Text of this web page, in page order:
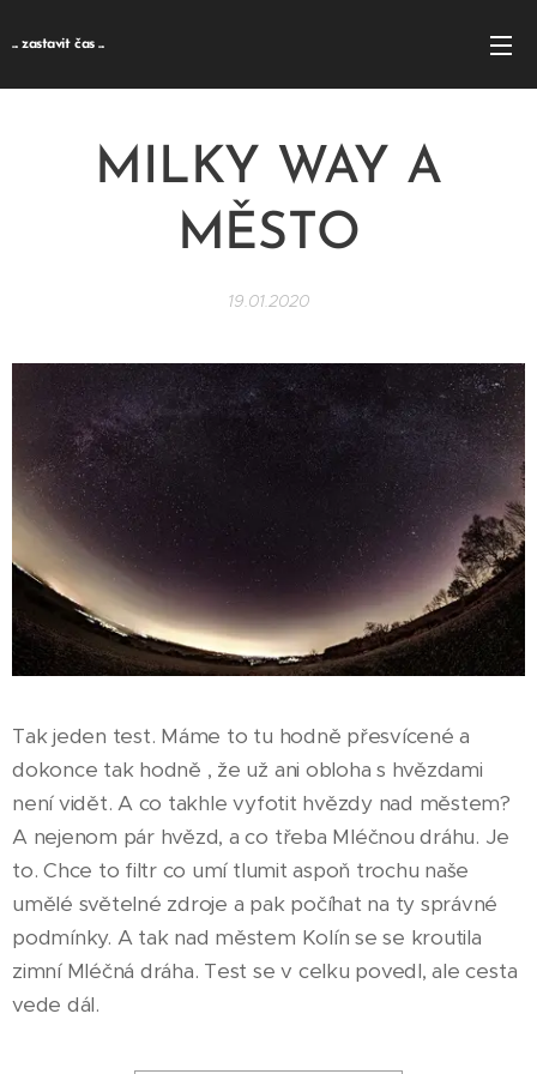
... zastavit čas ...
MILKY WAY A
MĚSTO
19.01.2020
Tak jeden test. Máme to tu hodně přesvícené a
dokonce tak hodně , že už ani obloha s hvězdami
není vidět. A co takhle vyfotit hvězdy nad městem?
A nejenom pár hvězd, a co třeba Mléčnou dráhu. Je
to. Chce to filtr co umí tlumit aspoň trochu naše
umělé světelné zdroje a pak počíhat na ty správné
podmínky. A tak nad městem Kolín se se kroutila
zimní Mléčná dráha. Test se v celku povedl, ale cesta
vede dál.